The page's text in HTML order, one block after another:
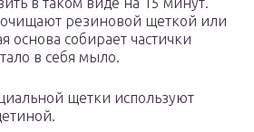
очищают резиновой щеткой или
основа собирает частички
в себя мыло.
щетки используют